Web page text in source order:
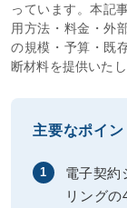
っています。本記
用方法・料金・外
の規模・予算・既
断材料を提供いたし
主要なポイン
1
電子契約
リング